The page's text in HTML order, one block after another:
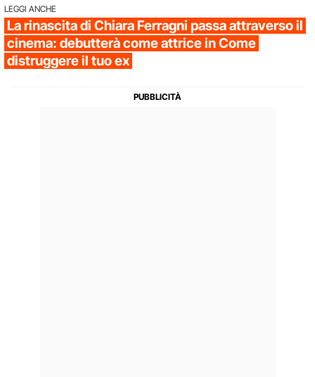
LEGGI ANCHE
La rinascita di Chiara Ferragni passa attraverso il
cinema: debutterà come attrice in Come
distruggere il tuo ex